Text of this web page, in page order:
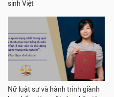
sinh Việt
Nữ luật sư và hành trình giành